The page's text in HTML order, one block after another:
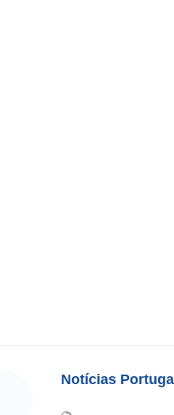
Notícias